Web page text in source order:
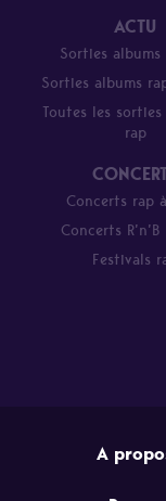
ACTU
Sorties albums
Sorties albums
Toutes les sorties
rap
Concerts rap
Concerts
Festivals
A